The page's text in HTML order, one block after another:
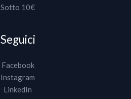
Sotto 10€
Seguici
Facebook
Instagram
LinkedIn